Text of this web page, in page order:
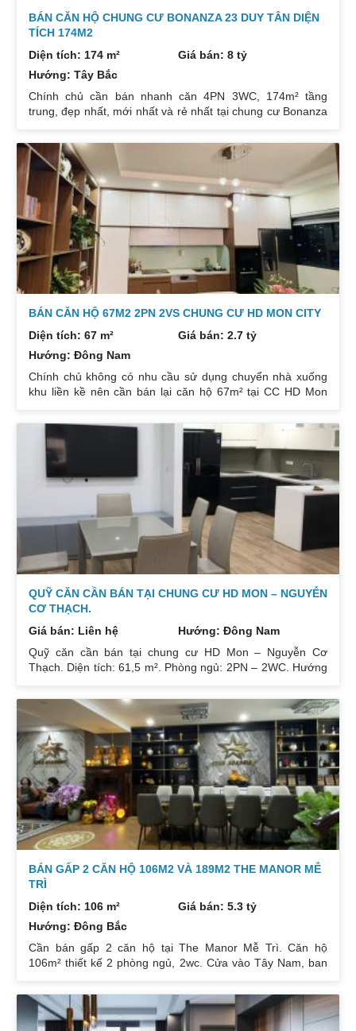
BÁN CĂN HỘ CHUNG CƯ BONANZA 23 DUY TÂN DIỆN
TÍCH 174M2
Diện tích: 174 m²
Giá bán: 8 tỷ
Hướng: Tây Bắc
Chính chủ cần bán nhanh căn 4PN 3WC, 174m² tầng
trung, đẹp nhất, mới nhất và rẻ nhất tại chung cư Bonanza
nên cần bán lại để đầu tư cái khác, cụ thể như sau:
Hướng: TB, ban công Đông Nam. Thiết kế: 4 ngủ 3WC DT:
174m². Nội thất đẹp thiết kế sang trọng trẻ trung. Phòng
khách, bếp, thiết bị vệ sinh tất cả đều mới và sử dụng tốt.
Nhà đã có sổ pháp
BÁN CĂN HỘ 67M2 2PN 2VS CHUNG CƯ HD MON CITY
Diện tích: 67 m²
Giá bán: 2.7 tỷ
Hướng: Đông Nam
Chính chủ không có nhu cầu sử dụng chuyển nhà xuống
khu liền kề nên cần bán lại căn hộ 67m² tại CC HD Mon
công hướng Đông Nam căn góc nhiều mặt thoáng và có
ban công nhỏ phòng ngủ chính. Đồ nội thất cao cấp bán
để lại toàn bộ nội thất cao cấp theo phong cách Châu Âu.
Sổ đỏ chính chủ xem nhà 24/24. Liên hệ xem nhà:
0832133366
QUỸ CĂN CẦN BÁN TẠI CHUNG CƯ HD MON – NGUYỄN
CƠ THẠCH.
Giá bán: Liên hệ
Hướng: Đông Nam
Quỹ căn cần bán tại chung cư HD Mon – Nguyễn Cơ
Thạch. Diện tích: 61,5 m². Phòng ngủ: 2PN – 2WC. Hướng
Giá: 3 tỷ. Diện tích: 67 m². Phòng ngủ: 2PN 2WC. Hướng
ban công: Đông Nam. Nội thất: Nhà full đồ đẹp, Có sổ. Giá:
3 tỷ 250. Diện tích: 86 m². Phòng ngủ: 2PN 2WC. Hướng
ban công: Tây tứ trạch. Nội thất: Nhà full đồ. Có sổ. Giá: 4
tỷ.
BÁN GẤP 2 CĂN HỘ 106M2 VÀ 189M2 THE MANOR MỄ
TRÌ
Diện tích: 106 m²
Giá bán: 5.3 tỷ
Hướng: Đông Bắc
Cần bán gấp 2 căn hộ tại The Manor Mễ Trì. Căn hộ
106m² thiết kế 2 phòng ngủ, 2wc. Cửa vào Tây Nam, ban
189m² thiết kế 3 phòng ngủ, 2wc, 2 gác xép. Nhà đang ở.
Giá bán 7,4 tỷ. Cả 2 căn chủ nhà đều để lại toàn bộ nội
thất. Xem nhà liên hệ: 0832133366